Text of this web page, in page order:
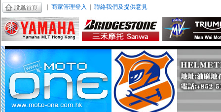
商家管理登入 聯絡我們及提供意見